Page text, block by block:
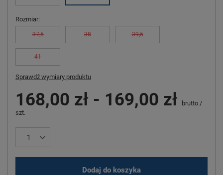
Rozmiar
37,5 38 39,5
41
Sprawdź wymiary produktu
168,00 zł - 169,00 zł brutto /
szt.
Dodaj do koszyka